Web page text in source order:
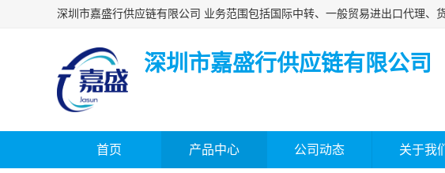
深圳市嘉盛行供应链有限公司
首页 产品中心 公司动态 关于我们